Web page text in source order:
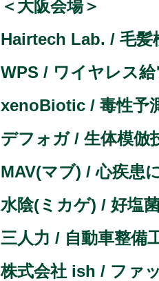
＜大阪会場＞
Hairtech Lab. / 毛髪
WPS / ワイヤレス
xenoBiotic / 毒性予
デフォガ / 生体模倣
MAV(マブ) / 心疾患
水陰(ミカゲ) / 好塩
三人力 / 自動車整備
株式会社 ish / ファ